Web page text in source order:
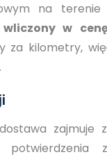
na terenie
w
za kilometry,
zajmuje